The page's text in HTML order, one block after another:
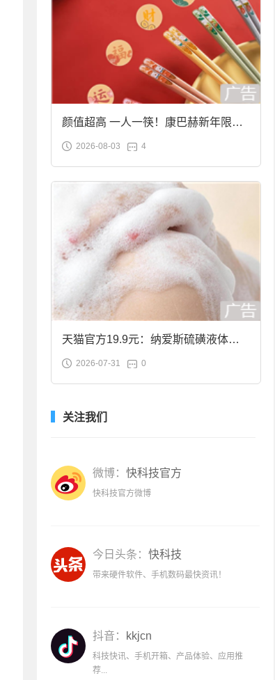
颜值超高 一人一筷！康巴赫新年限定
合金筷子大促：19.9元
2026-08-03 4
天猫官方19.9元：纳爱斯硫磺液体香
皂2斤大促
2026-07-31 0
关注我们
微博： 快科技官方
快科技官方微博
今日头条： 快科技
带来硬件软件、手机数码最快资讯！
抖音： kkjcn
科技快讯、手机开箱、产品体验、应用推
荐...